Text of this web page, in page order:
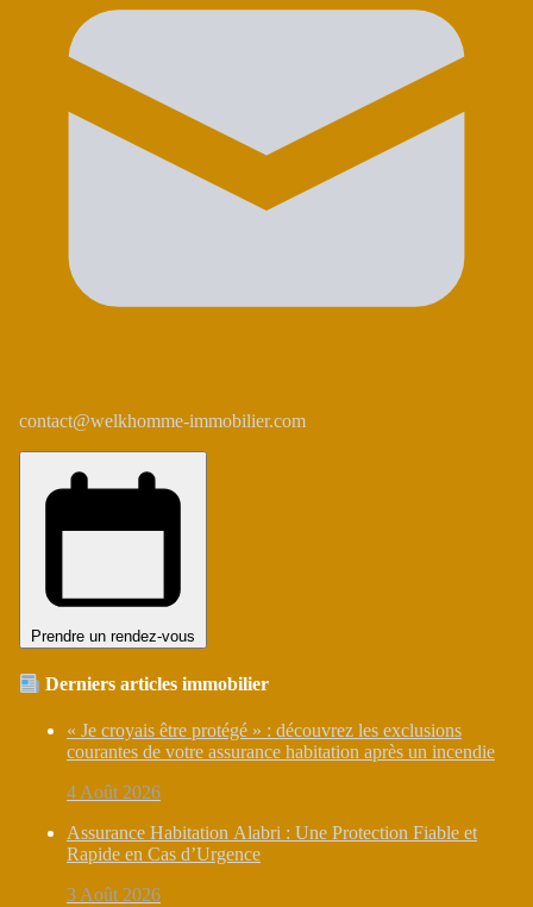
contact@welkhomme-immobilier.com
Prendre un rendez-vous
Derniers articles immobilier
« Je croyais être protégé » : découvrez les exclusions
courantes de votre assurance habitation après un incendie
4 Août 2026
Assurance Habitation Alabri : Une Protection Fiable et
Rapide en Cas d’Urgence
3 Août 2026